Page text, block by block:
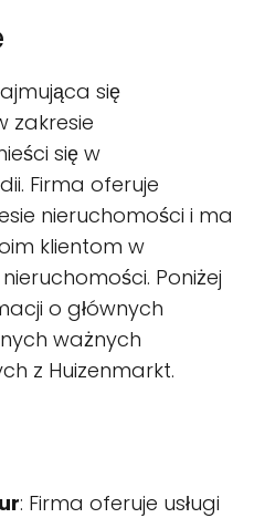
się
zakresie
się w
Firma oferuje
nieruchomości i ma
klientom w
Poniżej
o głównych
ważnych
z Huizenmarkt.
: Firma oferuje usługi